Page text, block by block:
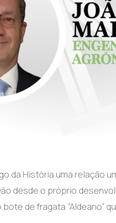
da História uma relação
desde o próprio
de fragata “Aldeano”